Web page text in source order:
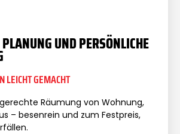
UND PERSÖNLICHE
LEICHT GEMACHT
Räumung von Wohnung,
– besenrein und zum Festpreis,